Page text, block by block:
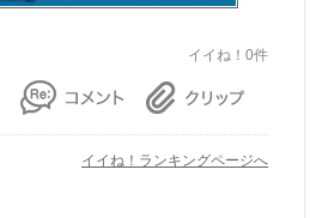
イイね！0件
イイね！ランキングページへ